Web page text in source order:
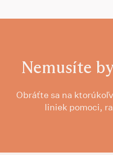
Nemusíte
Obráťte sa na
liniek pomoci,